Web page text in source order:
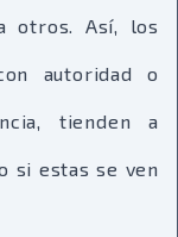
otros. Así, los
autoridad o
tienden a
si estas se ven